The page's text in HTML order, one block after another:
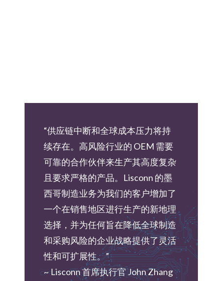
“供应链中断和全球成本压力将持
续存在。高风险行业的 OEM 需要
可靠的合作伙伴来生产其高度复杂
且要求严格的产品。Lisconn 的墨
西哥制造业务为我们的客户增加了
一个在销售地区进行生产的新地理
选择，并为任何旨在降低全球制造
和采购风险的企业战略提供了灵活
性和可扩展性。”
~ Lisconn 首席执行官 John Zhang